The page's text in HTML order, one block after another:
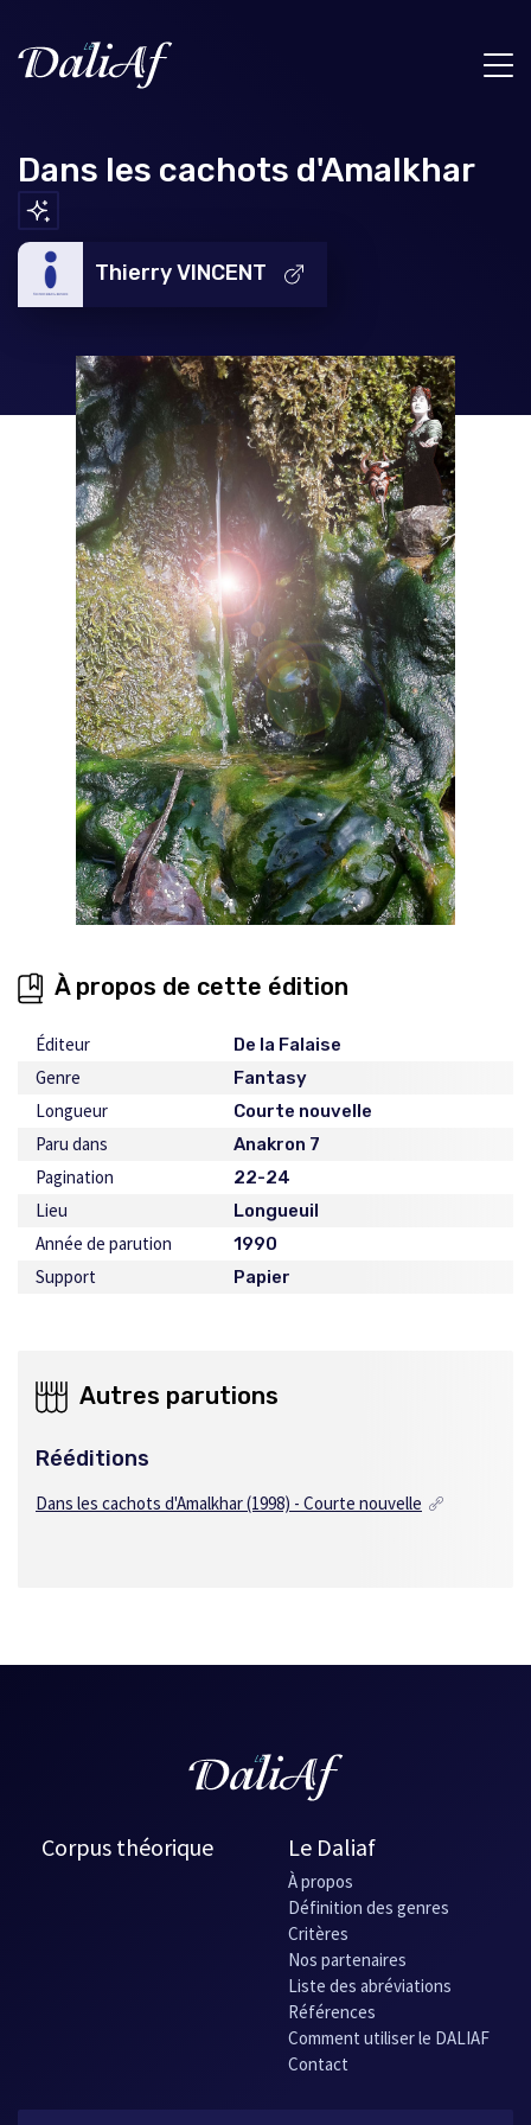
Dans les cachots d'Amalkhar
Thierry VINCENT
À propos de cette édition
Éditeur De la Falaise
Genre Fantasy
Longueur Courte nouvelle
Paru dans Anakron 7
Pagination 22-24
Lieu Longueuil
Année de parution 1990
Support Papier
Autres parutions
Rééditions
Dans les cachots d'Amalkhar (1998) - Courte nouvelle
Corpus théorique Le Daliaf
À propos
Définition des genres
Critères
Nos partenaires
Liste des abréviations
Références
Comment utiliser le DALIAF
Contact